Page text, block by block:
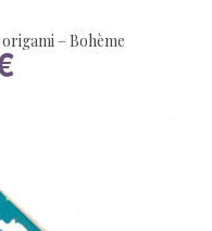
– Bohème